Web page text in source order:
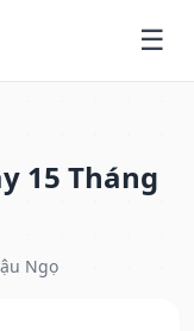
15 Tháng
Ngọ